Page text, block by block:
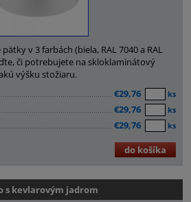
v 3 farbách (biela, RAL 7040 a RAL
či potrebujete na skloklaminátový
výšku stožiaru.
€29,76 ks
€29,76 ks
€29,76 ks
do košíka
s kevlarovým jadrom